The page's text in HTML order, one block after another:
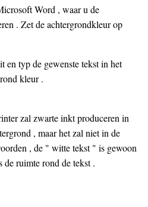
Word , waar u de
. Zet de achtergrondkleur op
en typ de gewenste tekst in het
kleur .
zal zwarte inkt produceren in
, maar het zal niet in de
, de " witte tekst " is gewoon
de ruimte rond de tekst .